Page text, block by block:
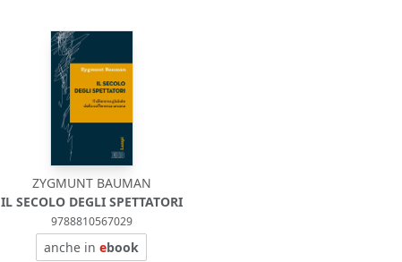
ZYGMUNT BAUMAN
IL SECOLO DEGLI SPETTATORI
9788810567029
anche inebook